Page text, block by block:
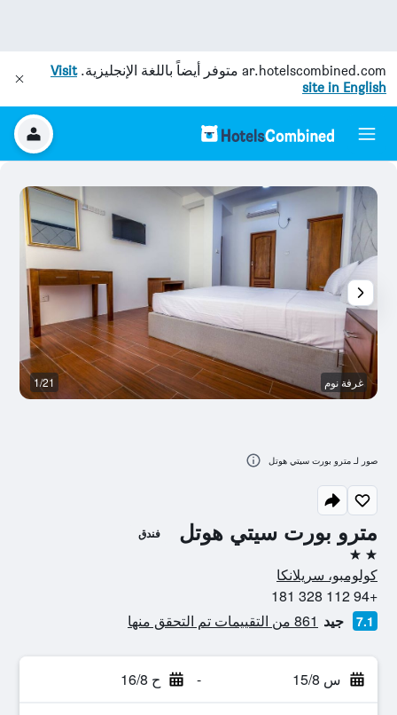
ar.hotelscombined.com متوفر أيضاً باللغة الإنجليزية.Visit
site in English
مترو بورت سيتي هوتل فندق
2 نجمتين
كولومبو، سريلانكا
+94 112 328 181
7.1 جيد 861 من التقييمات تم التحقق منها
س 15/8 - ح 16/8
غرفة نوم 1/21
صور لـ مترو بورت سيتي هوتل